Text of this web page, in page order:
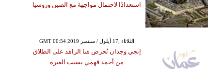
استعدادًا لاحتمال مواجهة مع الصين وروسيا
GMT 00:54 2019 الثلاثاء ,17 أيلول / سبتمبر
إنجي وجدان تُحرض هنا الزاهد على الطلاق
من أحمد فهمي بسبب الغيرة